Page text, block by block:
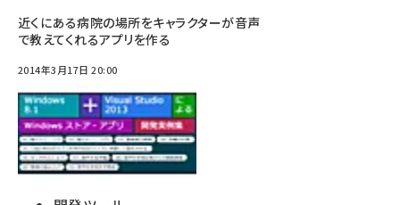
近くにある病院の場所をキャラクターが音声
で教えてくれるアプリを作る
2014年3月17日 20:00